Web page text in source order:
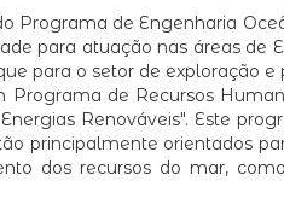
Programa de Engenharia
para atuação nas áreas de
para o setor de exploração e
de Recursos
Renováveis". Este
principalmente orientados
dos recursos do mar,